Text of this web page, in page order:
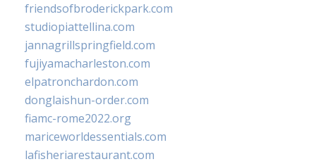
friendsofbroderickpark.com
studiopiattellina.com
jannagrillspringfield.com
fujiyamacharleston.com
elpatronchardon.com
donglaishun-order.com
fiamc-rome2022.org
mariceworldessentials.com
lafisheriarestaurant.com